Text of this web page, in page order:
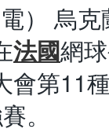
） 烏
法國網
會第11
。